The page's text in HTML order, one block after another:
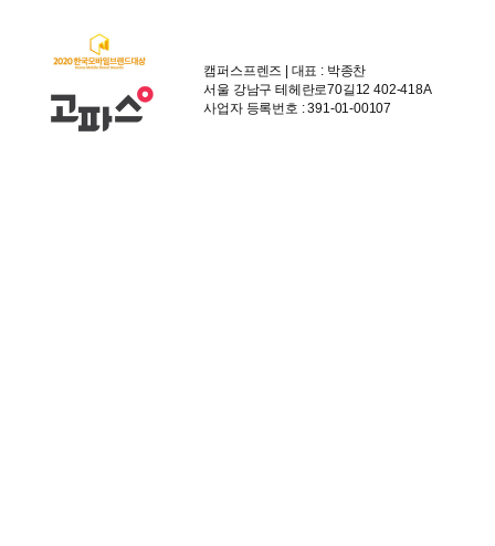
캠퍼스프렌즈 | 대표 : 박종찬
서울 강남구 테헤란로70길12 402-418A
사업자 등록번호 : 391-01-00107